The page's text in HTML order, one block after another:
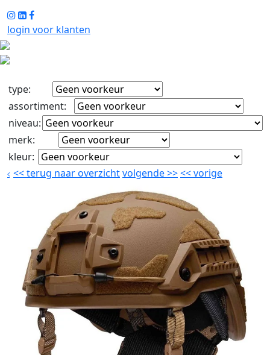
login voor klanten
type:
assortiment:
niveau:
merk:
kleur:
<<terug naar overzichtvolgende>><<vorige